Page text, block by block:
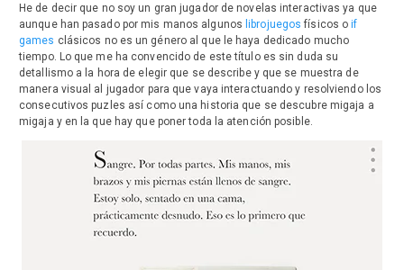
He de decir que no soy un gran jugador de novelas interactivas ya que
aunque han pasado por mis manos algunos librojuegos físicos oif
games clásicos no es un género al que le haya dedicado mucho
tiempo. Lo que me ha convencido de este título es sin duda su
detallismo a la hora de elegir que se describe y que se muestra de
manera visual al jugador para que vaya interactuando y resolviendo los
consecutivos puzles así como una historia que se descubre migaja a
migaja y en la que hay que poner toda la atención posible.